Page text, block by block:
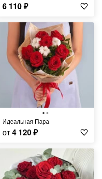
6 110₽
Идеальная Пара
от4 120₽